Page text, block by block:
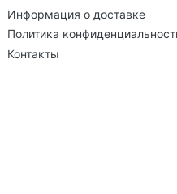
Информация о доставке
Политика
Контакты